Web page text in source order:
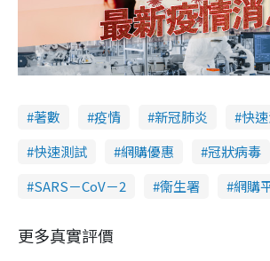
著數 疫情 新冠肺炎
快
快速測試
網購優惠 冠狀病毒
SARS－CoV－2
衞生署 網購
更多真實評價